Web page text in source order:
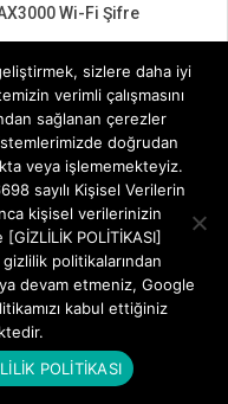
Wi-Fi Şifre
Modem Kurulumu
Kurulumu
Kurulumu
sizlere daha iyi
verimli çalışmasını
sağlanan çerezler
doğrudan
veya işlememekteyiz.
sayılı Kişisel Verilerin
kişisel verilerinizin
POLİTİKASI]
politikalarından
devam etmeniz, Google
kabul ettiğiniz
POLİTİKASI